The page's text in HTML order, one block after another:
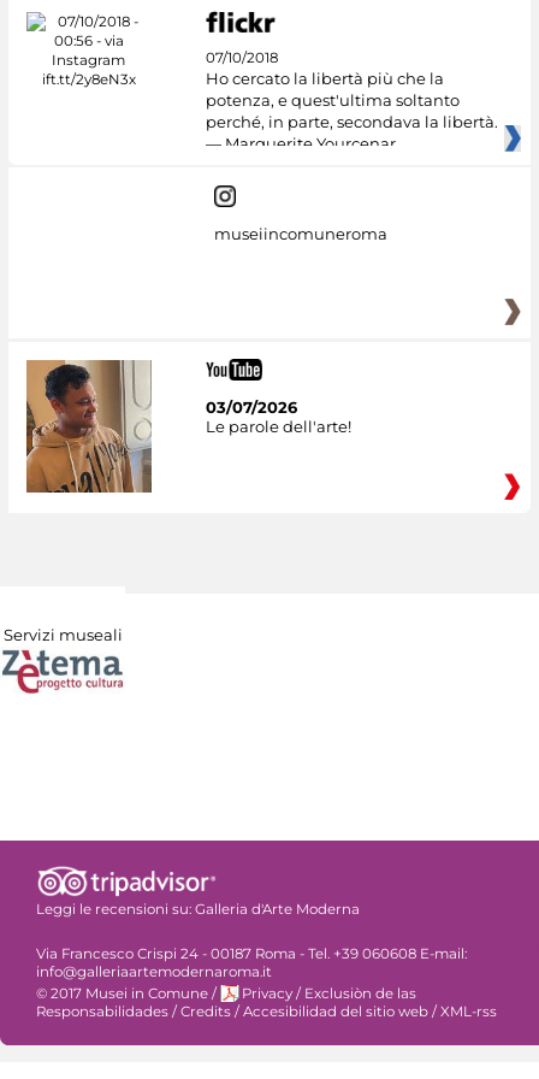
07/10/2018
Ho cercato la libertà più che la
potenza, e quest'ultima soltanto
perché, in parte, secondava la libertà.
— Marguerite Yourcenar
museiincomuneroma
03/07/2026
Le parole dell'arte!
Servizi museali
Leggi le recensioni su: Galleria d'Arte Moderna
Via Francesco Crispi 24 - 00187 Roma - Tel. +39 060608 E-mail:
info@galleriaartemodernaroma.it
© 2017 Musei in Comune / Privacy / Exclusiòn de las
Responsabilidades / Credits / Accesibilidad del sitio web / XML-rss